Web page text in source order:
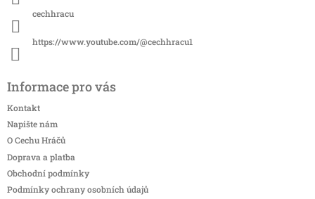
cechhracu
https://www.youtube.com/@cechhracu1
Informace pro vás
Kontakt
Napište nám
O Cechu Hráčů
Doprava a platba
Obchodní podmínky
Podmínky ochrany osobních údajů